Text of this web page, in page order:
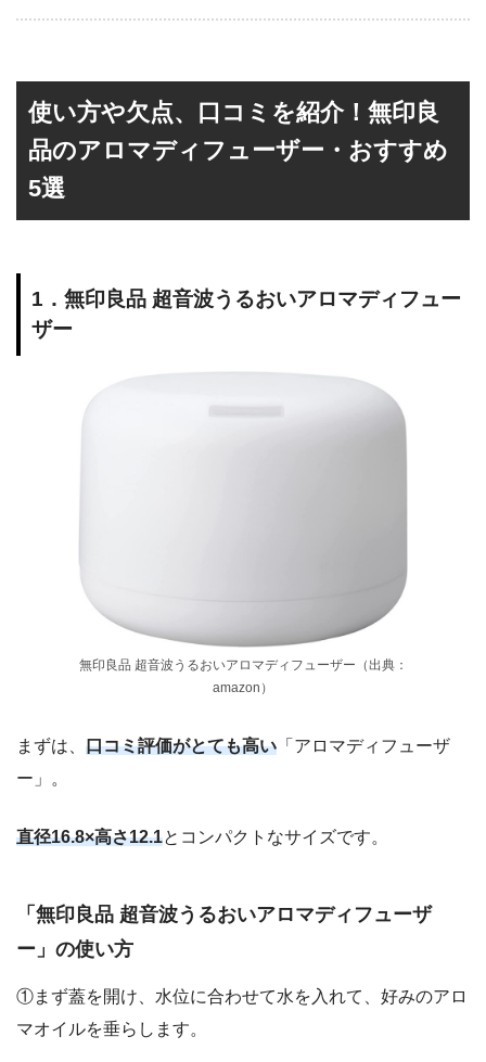
使い方や欠点、口コミを紹介！無印良
品のアロマディフューザー・おすすめ
5選
1．無印良品 超音波うるおいアロマディフュー
ザー
無印良品 超音波うるおいアロマディフューザー（出典：
amazon）
まずは、 口コミ評価がとても高い 「アロマディフューザ
ー」。
直径16.8×高さ12.1とコンパクトなサイズです。
「無印良品 超音波うるおいアロマディフューザ
ー」の使い方
①まず蓋を開け、水位に合わせて水を入れて、好みのアロ
マオイルを垂らします。